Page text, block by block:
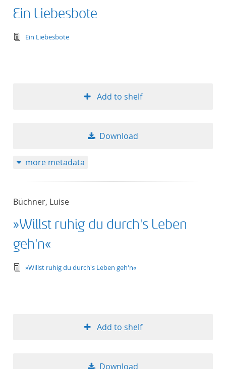
Ein Liebesbote
text/tg.edition+tg.aggregation+xml
Ein Liebesbote
Add to shelf
Download
more metadata
Büchner, Luise
»Willst ruhig du durch's Leben
geh'n«
text/tg.edition+tg.aggregation+xml
»Willst ruhig du durch's Leben geh'n«
Add to shelf
Download